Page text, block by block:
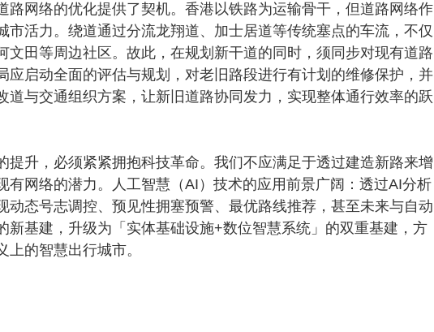
网络的优化提供了契机。香港以铁路为运输骨干，但道路网络作
市活力。绕道通过分流龙翔道、加士居道等传统塞点的车流，不仅
文田等周边社区。故此，在规划新干道的同时，须同步对现有道路
应启动全面的评估与规划，对老旧路段进行有计划的维修保护，并
道与交通组织方案，让新旧道路协同发力，实现整体通行效率的跃
升，必须紧紧拥抱科技革命。我们不应满足于透过建造新路来增
有网络的潜力。人工智慧（AI）技术的应用前景广阔：透过AI分析
动态号志调控、预见性拥塞预警、最优路线推荐，甚至未来与自动
新基建，升级为「实体基础设施+数位智慧系统」的双重基建，方
的智慧出行城市。